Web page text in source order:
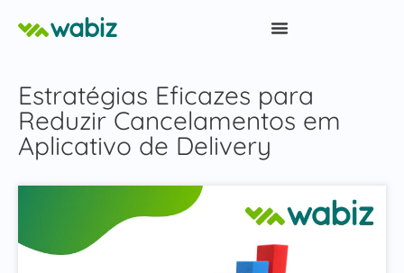
Estratégias Eficazes para
Reduzir Cancelamentos em
Aplicativo de Delivery